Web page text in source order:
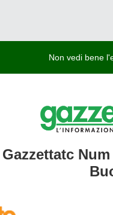
Non vedi bene
Gazzettatc Num